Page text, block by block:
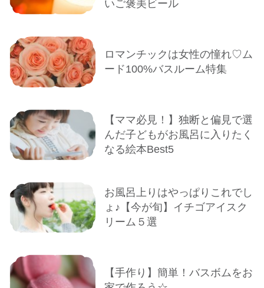
いご褒美ビール
ロマンチックは女性の憧れ♡ム
ード100%バスルーム特集
【ママ必見！】独断と偏見で選
んだ子どもがお風呂に入りたく
なる絵本Best5
お風呂上りはやっぱりこれでし
ょ♪【今が旬】イチゴアイスク
リーム５選
【手作り】簡単！バスボムをお